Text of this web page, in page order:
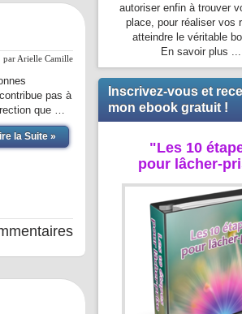
par Arielle Camille
pas à
que …
la Suite »
autoriser enfin à trouver
place, pour réaliser vos
atteindre le véritable
En savoir plus ...
Inscrivez-vous et
mon ebook gratuit !
"Les 10
pour lâcher-